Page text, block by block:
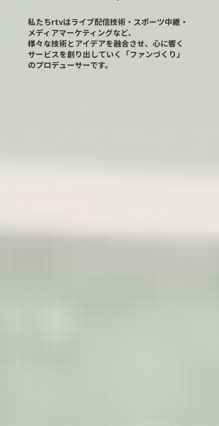
私たちrtvはライブ配信技術・スポーツ中継・
メディアマーケティングなど、
様々な技術とアイデアを融合させ、心に響く
サービスを創り出していく「ファンづくり」
のプロデューサーです。